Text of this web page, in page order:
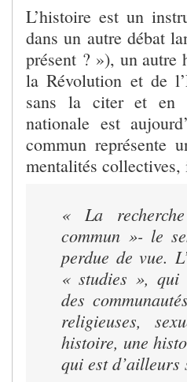
L’histoire est un
dans un autre débat
présent ? »), un autre
la Révolution et de
sans la citer et en
nationale est
commun représente
mentalités
« La
commun »- le
perdue de vue.
« studies », qui
des
religieuses,
histoire, une
qui est